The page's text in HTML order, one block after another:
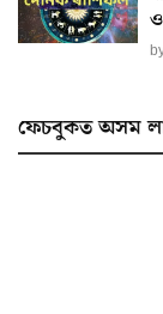
ফেচবুকত অসম